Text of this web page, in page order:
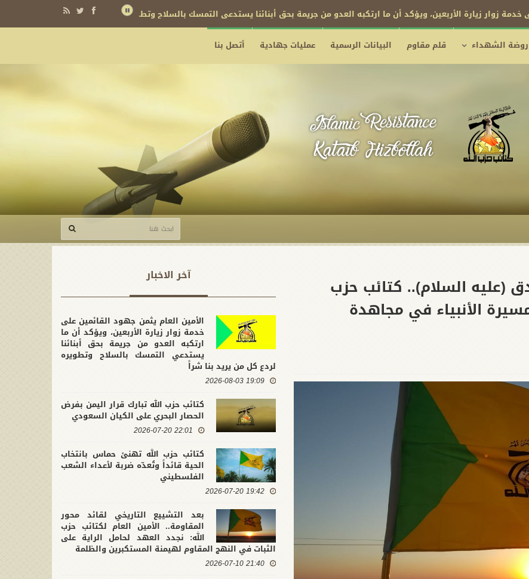
زوار زيارة الأربعين، ويؤكد أن ما ارتكبه العدو من جريمة بحق أبنائنا يستدعي التمسك بالسلاح وتطويره لردع كل من يريد بنا شراً
روضة الشهداء قلم مقاوم البيانات الرسمية عمليات جهادية أتصل بنا
(عليه السلام).. كتائب حزب
الأنبياء في مجاهدة
آخر الاخبار
الأمين العام يثمن جهود القائمين على
خدمة زوار زيارة الأربعين، ويؤكد أن ما
ارتكبه العدو من جريمة بحق أبنائنا
يستدعي التمسك بالسلاح وتطويره
لردع كل من يريد بنا شراً
19:09 2026-08-03
كتائب حزب الله تبارك قرار اليمن بفرض
الحصار البحري على الكيان السعودي
22:01 2026-07-20
كتائب حزب الله تهنئ حماس بانتخاب
الحية قائداً وتُعدّه ضربة لأعداء الشعب
الفلسطيني
19:42 2026-07-20
بعد التشييع التاريخي لقائد محور
المقاومة.. الأمين العام لكتائب حزب
الله: نجدد العهد لحامل الراية على
الثبات في النهج المقاوم لهيمنة المستكبرين والظلمة
21:40 2026-07-10